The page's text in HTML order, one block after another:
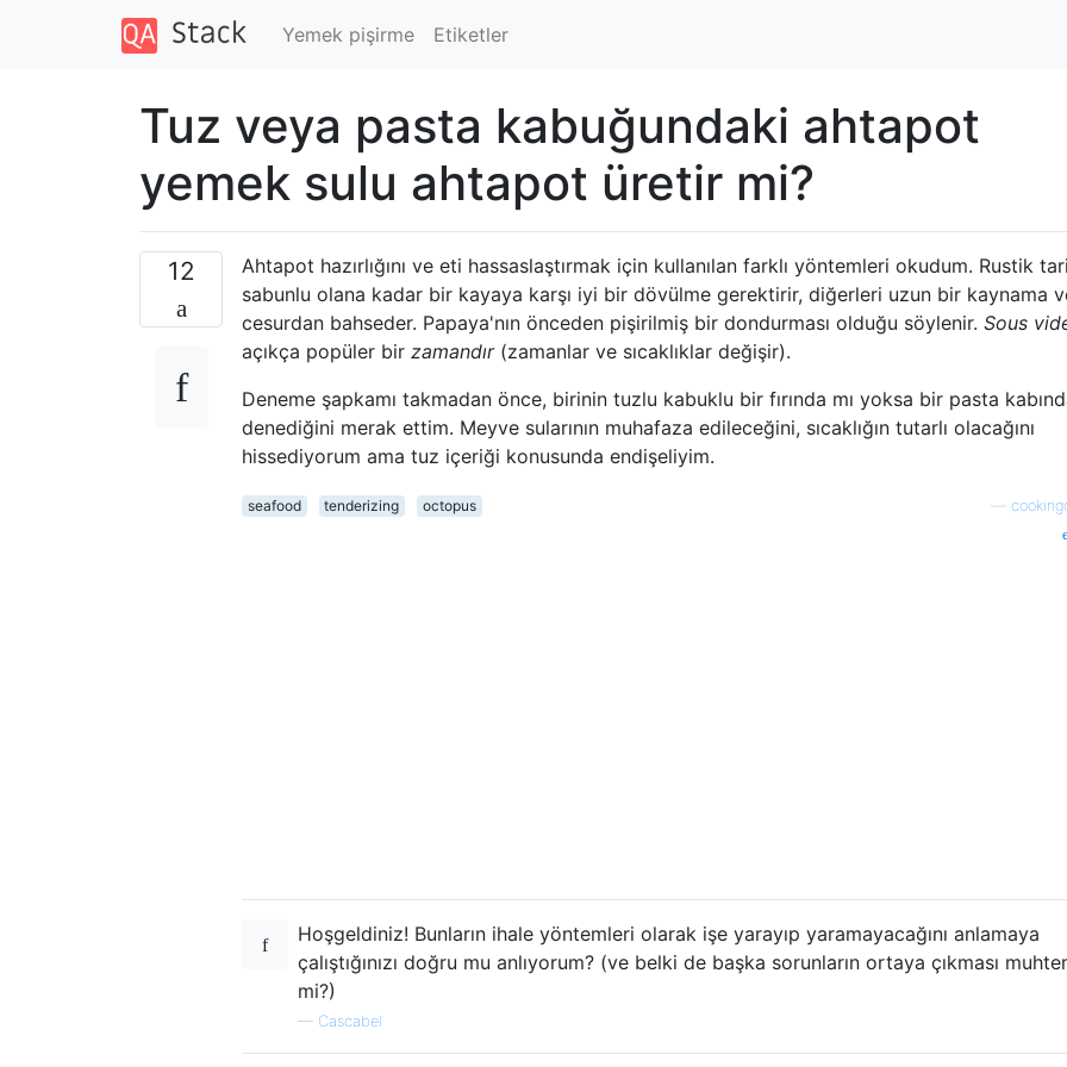
Yemek pişirme Etiketler
Tuz veya pasta kabuğundaki ahtapot
yemek sulu ahtapot üretir mi?
12
Ahtapot hazırlığını ve eti hassaslaştırmak için kullanılan farklı yöntemleri okudum. Rustik
sabunlu olana kadar bir kayaya karşı iyi bir dövülme gerektirir, diğerleri uzun bir kaynama
cesurdan bahseder. Papaya'nın önceden pişirilmiş bir dondurması olduğu söylenir. Sous
açıkça popüler bir zamandır(zamanlar ve sıcaklıklar değişir).
Deneme şapkamı takmadan önce, birinin tuzlu kabuklu bir fırında mı yoksa bir pasta
denediğini merak ettim. Meyve sularının muhafaza edileceğini, sıcaklığın tutarlı olacağını
hissediyorum ama tuz içeriği konusunda endişeliyim.
seafood tenderizing octopus
Hoşgeldiniz! Bunların ihale yöntemleri olarak işe yarayıp yaramayacağını anlamaya
çalıştığınızı doğru mu anlıyorum? (ve belki de başka sorunların ortaya çıkması
mi?)
— Cascabel